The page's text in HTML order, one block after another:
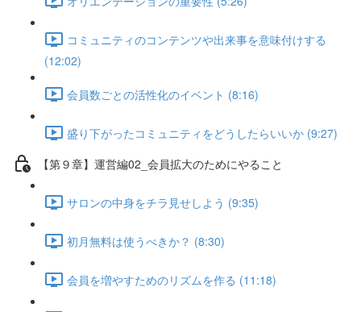
コミュニティのコンテンツや出来事を意味付けする
(12:02)
会員数ごとの活性化のイベント (8:16)
盛り下がったコミュニティをどうしたらいいか (9:27)
【第９章】運営編02_会員拡大のためにやること
サロンの中身をチラ見せしよう (9:35)
初月無料は使うべきか？ (8:30)
会員を増やすためのリズムを作る (11:18)